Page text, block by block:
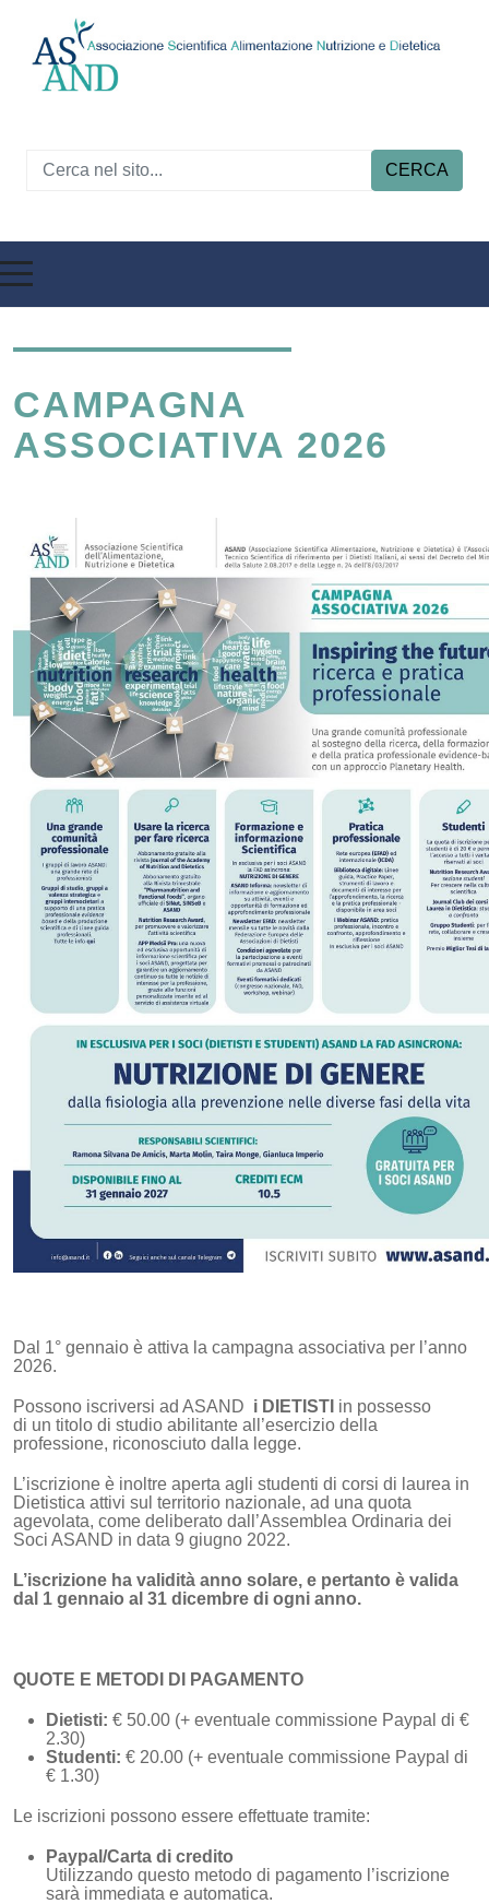
CERCA
CAMPAGNA
ASSOCIATIVA 2026
Dal 1° gennaio è attiva la campagna associativa per l’anno
2026.
Possono iscriversi ad ASAND i DIETISTI in possesso
di un titolo di studio abilitante all’esercizio della
professione, riconosciuto dalla legge.
L’iscrizione è inoltre aperta agli studenti di corsi di laurea in
Dietistica attivi sul territorio nazionale, ad una quota
agevolata, come deliberato dall’Assemblea Ordinaria dei
Soci ASAND in data 9 giugno 2022.
L’iscrizione ha validità anno solare, e pertanto è valida
dal 1 gennaio al 31 dicembre di ogni anno.
QUOTE E METODI DI PAGAMENTO
Dietisti: € 50.00 (+ eventuale commissione Paypal di €
2.30)
Studenti: € 20.00 (+ eventuale commissione Paypal di
€ 1.30)
Le iscrizioni possono essere effettuate tramite:
Paypal/Carta di credito
Utilizzando questo metodo di pagamento l’iscrizione
sarà immediata e automatica.